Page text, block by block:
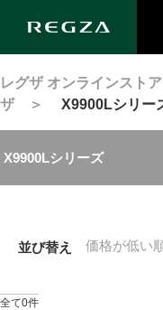
レグザ オンラインストア
ザ＞ X9900Lシリー
X9900Lシリーズ
並び替え 価格が低い
全て0件